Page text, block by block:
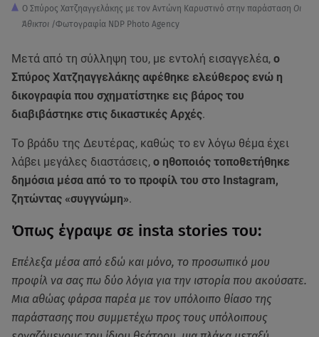
Ο Σπύρος Χατζηαγγελάκης με τον Αντώνη Καρυστινό στην παράσταση Οι
Άθικτοι /Φωτογραφία NDP Photo Agency
Μετά από τη σύλληψη του, με εντολή εισαγγελέα, ο
Σπύρος Χατζηαγγελάκης αφέθηκε ελεύθερος ενώ η
δικογραφία που σχηματίστηκε εις βάρος του
διαβιβάστηκε στις δικαστικές Αρχές.
Το βράδυ της Δευτέρας, καθώς το εν λόγω θέμα έχει
λάβει μεγάλες διαστάσεις, ο ηθοποιός τοποθετήθηκε
δημόσια μέσα από το το προφίλ του στο Instagram,
ζητώντας «συγγνώμη».
Όπως έγραψε σε insta stories του:
Eπέλεξα μέσα από εδώ και μόνο, το προσωπικό μου
προφίλ να σας πω δύο λόγια για την ιστορία που ακούσατε.
Μια αθώας φάρσα παρέα με τον υπόλοιπο θίασο της
παράστασης που συμμετέχω προς τους υπόλοιπους